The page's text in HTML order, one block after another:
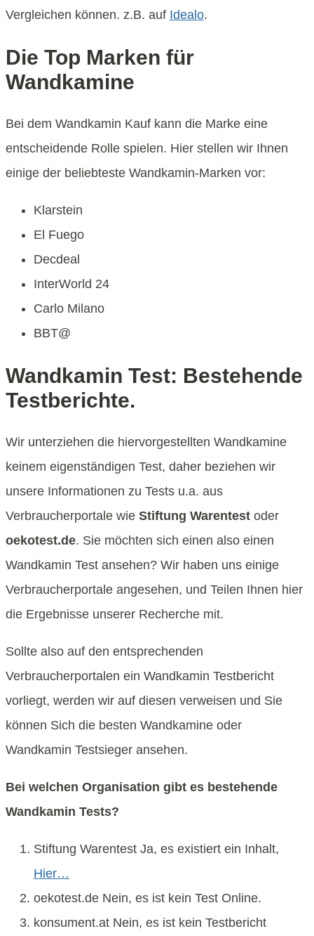
Vergleichen können. z.B. auf Idealo.
Die Top Marken für
Wandkamine
Bei dem Wandkamin Kauf kann die Marke eine
entscheidende Rolle spielen. Hier stellen wir Ihnen
einige der beliebteste Wandkamin-Marken vor:
Klarstein
El Fuego
Decdeal
InterWorld 24
Carlo Milano
BBT@
Wandkamin Test: Bestehende
Testberichte.
Wir unterziehen die hiervorgestellten Wandkamine
keinem eigenständigen Test, daher beziehen wir
unsere Informationen zu Tests u.a. aus
Verbraucherportale wie Stiftung Warentest oder
oekotest.de. Sie möchten sich einen also einen
Wandkamin Test ansehen? Wir haben uns einige
Verbraucherportale angesehen, und Teilen Ihnen hier
die Ergebnisse unserer Recherche mit.
Sollte also auf den entsprechenden
Verbraucherportalen ein Wandkamin Testbericht
vorliegt, werden wir auf diesen verweisen und Sie
können Sich die besten Wandkamine oder
Wandkamin Testsieger ansehen.
Bei welchen Organisation gibt es bestehende
Wandkamin Tests?
Stiftung Warentest Ja, es existiert ein Inhalt,
Hier…
oekotest.de Nein, es ist kein Test Online.
konsument.at Nein, es ist kein Testbericht